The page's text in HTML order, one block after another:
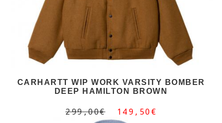
CARHARTT WIP WORK VARSITY BOMBER
DEEP HAMILTON BROWN
299,00€ 149,50€